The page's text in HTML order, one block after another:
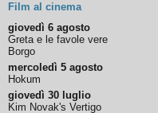
Film al cinema
giovedì 6 agosto
Greta e le favole vere
Borgo
mercoledì 5 agosto
Hokum
giovedì 30 luglio
Kim Novak's Vertigo